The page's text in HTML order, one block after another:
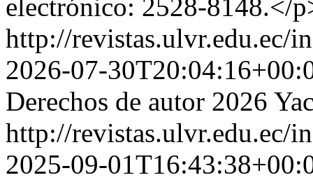
electrónico: 2528-8148.</
http://revistas.ulvr.edu.ec/
2026-07-
Derechos de autor 2026
http://revistas.ulvr.edu.ec/
2025-09-